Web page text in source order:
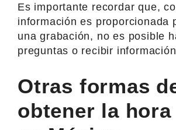
Es importante recordar que,
información es proporcionada
una grabación, no es posible
preguntas o recibir
Otras formas
obtener la hora